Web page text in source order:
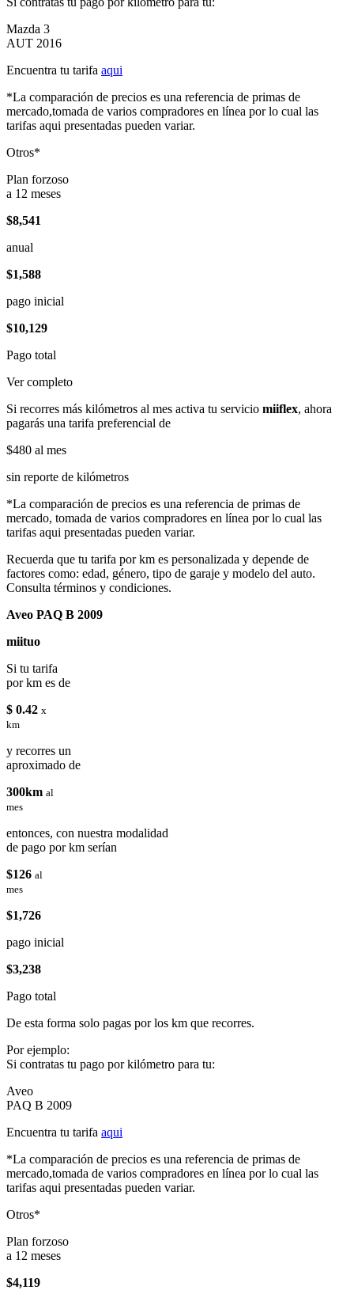
Mazda 3
AUT 2016
Encuentra tu tarifa aqui
*La comparación de precios es una referencia de primas de
mercado,tomada de varios compradores en línea por lo cual las
tarifas aqui presentadas pueden variar.
Otros*
Plan forzoso
a 12 meses
$8,541
anual
$1,588
pago inicial
$10,129
Pago total
Ver completo
Si recorres más kilómetros al mes activa tu servicio miiflex, ahora
pagarás una tarifa preferencial de
$480 al mes
sin reporte de kilómetros
*La comparación de precios es una referencia de primas de
mercado, tomada de varios compradores en línea por lo cual las
tarifas aqui presentadas pueden variar.
Recuerda que tu tarifa por km es personalizada y depende de
factores como: edad, género, tipo de garaje y modelo del auto.
Consulta términos y condiciones.
Aveo PAQ B 2009
miituo
Si tu tarifa
por km es de
$ 0.42 x
km
y recorres un
aproximado de
300km al
mes
entonces, con nuestra modalidad
de pago por km serían
$126 al
mes
$1,726
pago inicial
$3,238
Pago total
De esta forma solo pagas por los km que recorres.
Por ejemplo:
Si contratas tu pago por kilómetro para tu:
Aveo
PAQ B 2009
Encuentra tu tarifa aqui
*La comparación de precios es una referencia de primas de
mercado,tomada de varios compradores en línea por lo cual las
tarifas aqui presentadas pueden variar.
Otros*
Plan forzoso
a 12 meses
$4,119